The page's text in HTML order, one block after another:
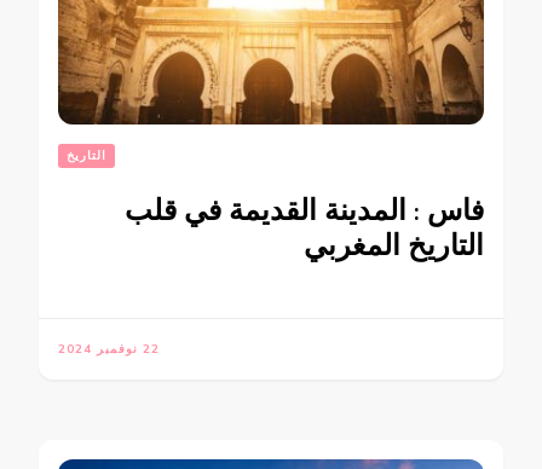
التاريخ
فاس : المدينة القديمة في قلب
التاريخ المغربي
22 نوفمبر 2024